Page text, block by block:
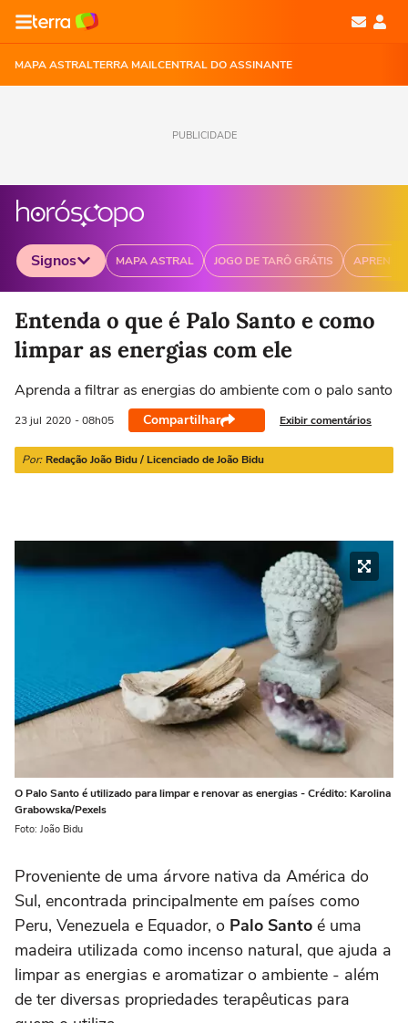
MAPA ASTRALTERRA MAILCENTRAL DO ASSINANTE
PUBLICIDADE
Signos MAPA ASTRAL JOGO DE TARÔ GRÁTIS
Selecione o signo para ver as notícias
Áries Touro
21/04 a 20/05
Gêmeos
21/05 a 20/06
Câncer
21/06 a 21/07
Entenda o que é Palo Santo e como
limpar as energias com ele
Aprenda a filtrar as energias do ambiente com o palo santo
23 jul 2020 - 08h05 Compartilhar Exibir comentários
Por: Redação João Bidu / Licenciado de João Bidu
O Palo Santo é utilizado para limpar e renovar as energias - Crédito: Karolina
Grabowska/Pexels
Foto: João Bidu
Proveniente de uma árvore nativa da América do
Sul, encontrada principalmente em países como
Peru, Venezuela e Equador, o Palo Santo é uma
madeira utilizada como incenso natural, que ajuda a
limpar as energias e aromatizar o ambiente - além
de ter diversas propriedades terapêuticas para